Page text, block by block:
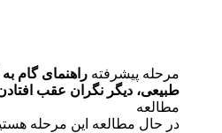
مرحله پیشرفته راهنمای گام
طبیعی، دیگر نگران عقب
مطالعه
در حال مطالعه این مرحله